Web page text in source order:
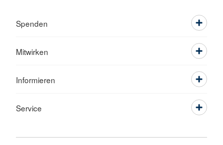
Spenden
Mitwirken
Informieren
Service